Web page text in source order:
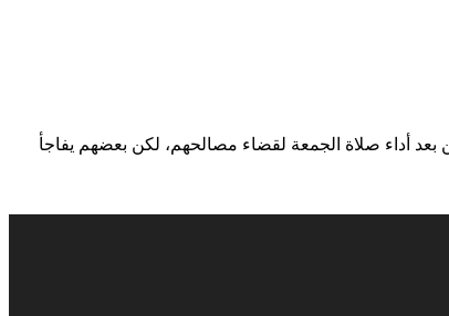
أداء صلاة الجمعة لقضاء مصالحهم، لكن بعضهم يفاجأ